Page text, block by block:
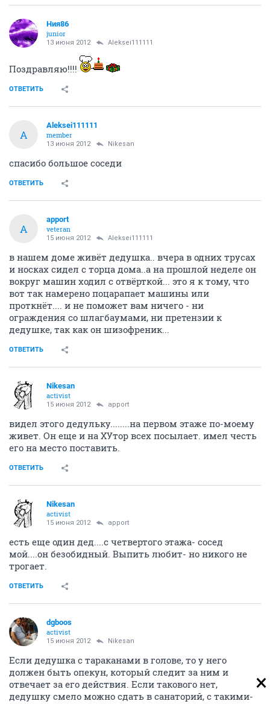
Ния86
junior
13 июня 2012 Aleksei111111
Поздравляю!!!!
ОТВЕТИТЬ
A
Aleksei111111
member
13 июня 2012 Nikesan
спасибо большое соседи
ОТВЕТИТЬ
A
apport
veteran
15 июня 2012 Aleksei111111
в нашем доме живёт дедушка.. вчера в одних трусах
и носках сидел с торца дома..а на прошлой неделе он
вокруг машин ходил с отвёрткой... это я к тому, что
вот так намерено поцарапает машины или
проткнёт.... и не поможет вам ничего - ни
ограждения со шлагбаумами, ни претензии к
дедушке, так как он шизофреник...
ОТВЕТИТЬ
Nikesan
activist
15 июня 2012 apport
видел этого дедульку........на первом этаже по-моему
живет. Он еще и на ХУтор всех посылает. имел честь
его на место поставить.
ОТВЕТИТЬ
Nikesan
activist
15 июня 2012 apport
есть еще один дед....с четвертого этажа- сосед
мой....он безобидный. Выпить любит- но никого не
трогает.
ОТВЕТИТЬ
dgboos
activist
15 июня 2012 Nikesan
Если дедушка с тараканами в голове, то у него
должен быть опекун, который следит за ним и
отвечает за его действия. Если такового нет,
дедушку смело можно сдать в санаторий, с такими-